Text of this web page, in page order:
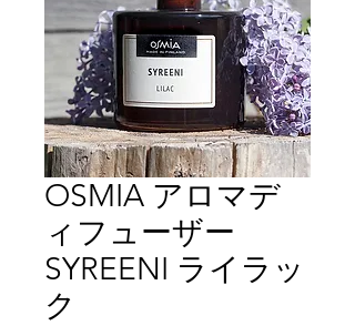
OSMIA アロマデ
ィフューザー
SYREENI ライラッ
ク